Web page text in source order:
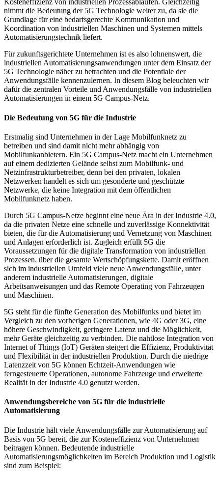
Kosteneffizienz von industriellen Prozessabläufen. Gleichzeitig
nimmt die Bedeutung der 5G Technologie weiter zu, da sie die
Grundlage für eine bedarfsgerechte Kommunikation und
Koordination von industriellen Maschinen und Systemen mittels
Automatisierungstechnik liefert.
Für zukunftsgerichtete Unternehmen ist es also lohnenswert, die
industriellen Automatisierungsanwendungen unter dem Einsatz der
5G Technologie näher zu betrachten und die Potentiale der
Anwendungsfälle kennenzulernen. In diesem Blog beleuchten wir
dafür die zentralen Vorteile und Anwendungsfälle von industriellen
Automatisierungen in einem 5G Campus-Netz.
Die Bedeutung von 5G für die Industrie
Erstmalig sind Unternehmen in der Lage Mobilfunknetz zu
betreiben und sind damit nicht mehr abhängig von
Mobilfunkanbietern. Ein 5G Campus-Netz macht ein Unternehmen
auf einem dedizierten Gelände selbst zum Mobilfunk- und
Netzinfrastruktur­betreiber, denn bei den privaten, lokalen
Netzwerken handelt es sich um gesonderte und geschützte
Netzwerke, die keine Integration mit dem öffentlichen
Mobilfunknetz haben.
Durch 5G Campus-Netze beginnt eine neue Ära in der Industrie 4.0,
da die privaten Netze eine schnelle und zuverlässige Konnektivität
bieten, die für die Automatisierung und Vernetzung von Maschinen
und Anlagen erforderlich ist. Zugleich erfüllt 5G die
Voraussetzungen für die digitale Transformation von industriellen
Prozessen, über die gesamte Wertschöpfungskette. Damit eröffnen
sich im industriellen Umfeld viele neue Anwendungsfälle, unter
anderem industrielle Automatisierungen, digitale
Arbeitsanweisungen und das Remote Operating von Fahrzeugen
und Maschinen.
5G steht für die fünfte Generation des Mobilfunks und bietet im
Vergleich zu den vorherigen Generationen, wie 4G oder 3G, eine
höhere Geschwindigkeit, geringere Latenz und die Möglichkeit,
mehr Geräte gleichzeitig zu verbinden. Die nahtlose Integration von
Internet of Things (IoT) Geräten steigert die Effizienz, Produktivität
und Flexibilität in der industriellen Produktion. Durch die niedrige
Latenzzeit von 5G können Echtzeit-Anwendungen wie
ferngesteuerte Operationen, autonome Fahrzeuge und erweiterte
Realität in der Industrie 4.0 genutzt werden.
Anwendungsbereiche von 5G für die industrielle
Automatisierung
Die Industrie hält viele Anwendungsfälle zur Automatisierung auf
Basis von 5G bereit, die zur Kosteneffizienz von Unternehmen
beitragen können. Bedeutende industrielle
Automatisierungsmöglichkeiten im Bereich Produktion und Logistik
sind zum Beispiel: